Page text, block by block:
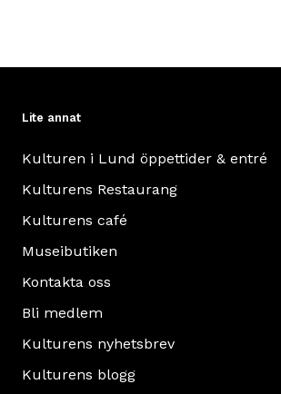
Lite annat
Kulturen i Lund öppettider & entré
Kulturens Restaurang
Kulturens café
Museibutiken
Kontakta oss
Bli medlem
Kulturens nyhetsbrev
Kulturens blogg